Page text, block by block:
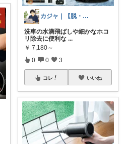
カジャ｜【脱・不便】家での仕事が激変する
洗車の水滴飛ばしや細かなホコ
リ除去に便利な ...
￥ 7,180～
0 0 3
コレ いいね